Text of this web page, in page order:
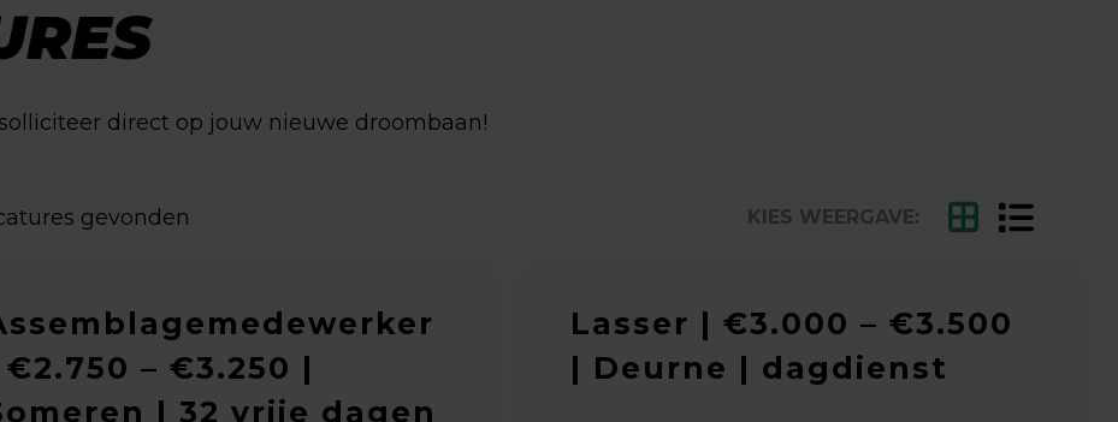
direct op jouw nieuwe droombaan!
gevonden KIES WEERGAVE:
€2.750 – €3.250 |
| 32 vrije dagen
Lasser | €3.000 – €3.500
| Deurne | dagdienst